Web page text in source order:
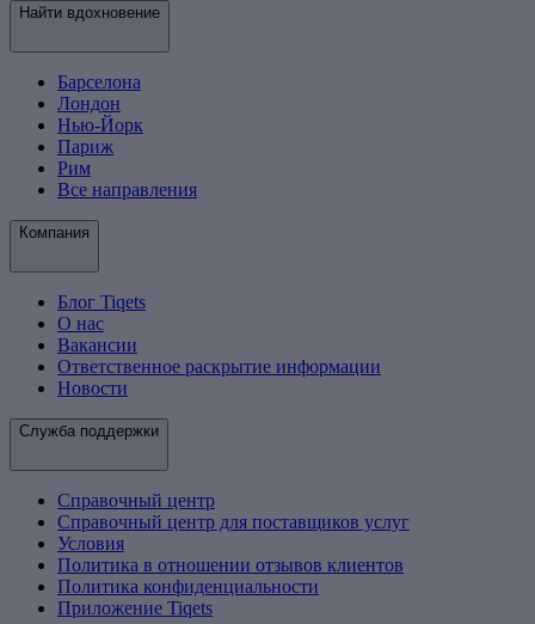
Найти вдохновение
Барселона
Лондон
Нью-Йорк
Париж
Рим
Все направления
Компания
Блог Tiqets
О нас
Вакансии
Ответственное раскрытие информации
Новости
Служба поддержки
Справочный центр
Справочный центр для поставщиков услуг
Условия
Политика в отношении отзывов клиентов
Политика конфиденциальности
Приложение Tiqets